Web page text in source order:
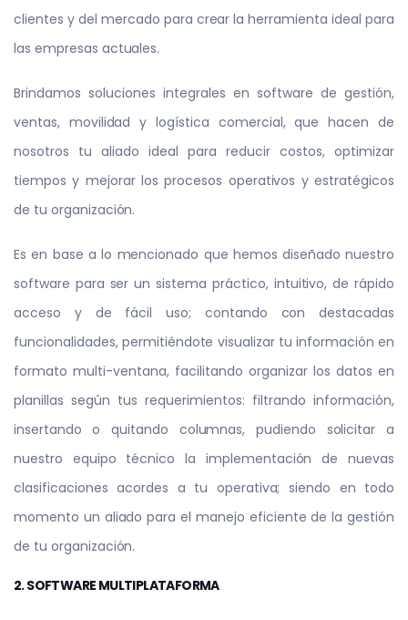
clientes y del mercado para crear la herramienta ideal para
las empresas actuales.
Brindamos soluciones integrales en software de gestión,
ventas, movilidad y logística comercial, que hacen de
nosotros tu aliado ideal para reducir costos, optimizar
tiempos y mejorar los procesos operativos y estratégicos
de tu organización.
Es en base a lo mencionado que hemos diseñado nuestro
software para ser un sistema práctico, intuitivo, de rápido
acceso y de fácil uso; contando con destacadas
funcionalidades, permitiéndote visualizar tu información en
formato multi-ventana, facilitando organizar los datos en
planillas según tus requerimientos: filtrando información,
insertando o quitando columnas, pudiendo solicitar a
nuestro equipo técnico la implementación de nuevas
clasificaciones acordes a tu operativa; siendo en todo
momento un aliado para el manejo eficiente de la gestión
de tu organización.
2. SOFTWARE MULTIPLATAFORMA